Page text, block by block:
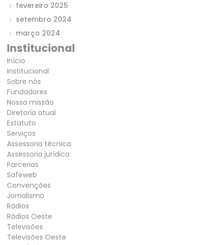
fevereiro 2025
setembro 2024
março 2024
Institucional
Início
Institucional
Sobre nós
Fundadores
Nossa missão
Diretoria atual
Estatuto
Serviços
Assessoria técnica
Assessoria jurídica
Parcerias
Safeweb
Convenções
Jornalismo
Rádios
Rádios Oeste
Televisões
Televisões Oeste